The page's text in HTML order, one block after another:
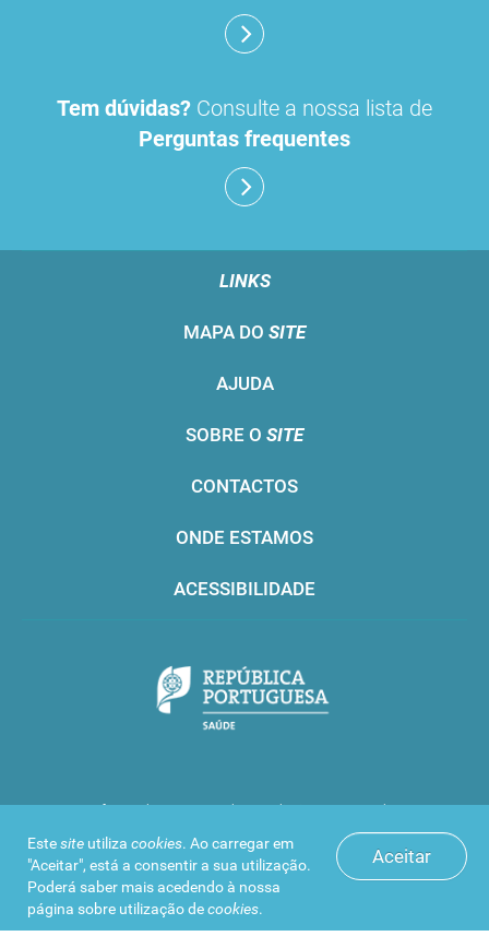
Aceitar
Estesite utiliza cookies. Ao carregar em
"Aceitar", está a consentir a sua utilização.
Poderá saber mais acedendo à nossa
página sobre utilização decookies.
Tem dúvidas? Consulte a nossa lista de
Perguntas frequentes
LINKS
MAPA DO SITE
AJUDA
SOBRE O SITE
CONTACTOS
ONDE ESTAMOS
ACESSIBILIDADE
Infarmed © 2016. Todos os direitos reservados